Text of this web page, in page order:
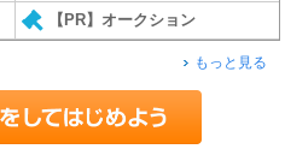
【PR】オークション
もっと見る